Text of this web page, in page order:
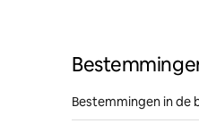
Bestemmingen in de